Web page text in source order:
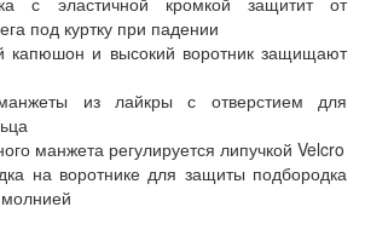
под куртку при падении
капюшон и высокий воротник защищают
из лайкры с отверстием для
манжета регулируется липучкой Velcro
на воротнике для защиты подбородка